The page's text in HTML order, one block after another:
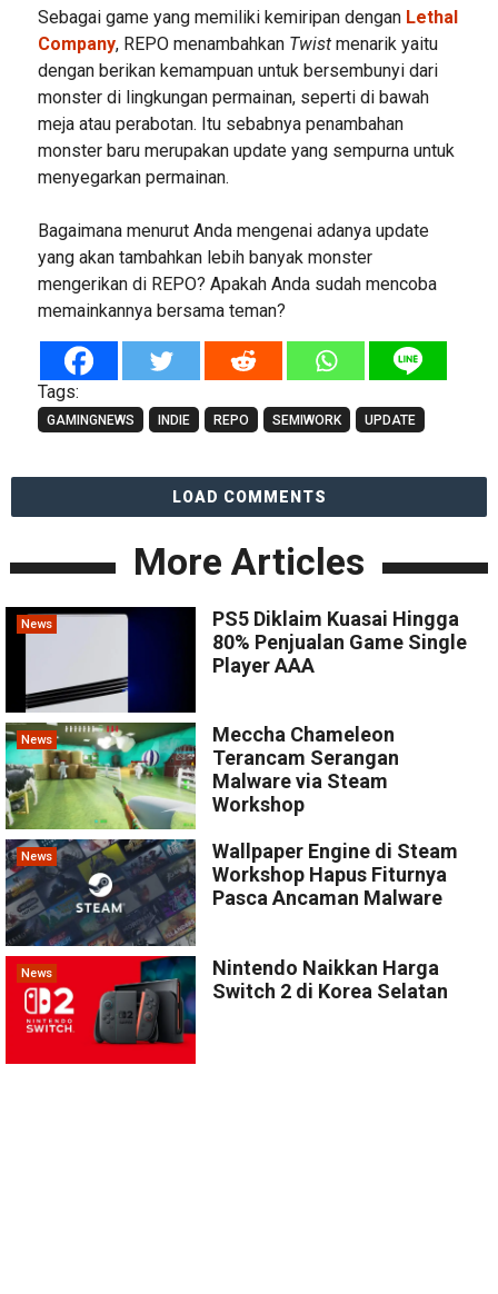
Sebagai game yang memiliki kemiripan dengan Lethal
Company, REPO menambahkan Twistmenarik yaitu
dengan berikan kemampuan untuk bersembunyi dari
monster di lingkungan permainan, seperti di bawah
meja atau perabotan. Itu sebabnya penambahan
monster baru merupakan update yang sempurna untuk
menyegarkan permainan.
Bagaimana menurut Anda mengenai adanya update
yang akan tambahkan lebih banyak monster
mengerikan di REPO? Apakah Anda sudah mencoba
memainkannya bersama teman?
Tags:
GAMINGNEWS INDIE REPO SEMIWORK UPDATE
LOAD COMMENTS
More Articles
News
PS5 Diklaim Kuasai Hingga
80% Penjualan Game Single
Player AAA
News
Meccha Chameleon
Terancam Serangan
Malware via Steam
Workshop
News
Wallpaper Engine di Steam
Workshop Hapus Fiturnya
Pasca Ancaman Malware
News
Nintendo Naikkan Harga
Switch 2 di Korea Selatan